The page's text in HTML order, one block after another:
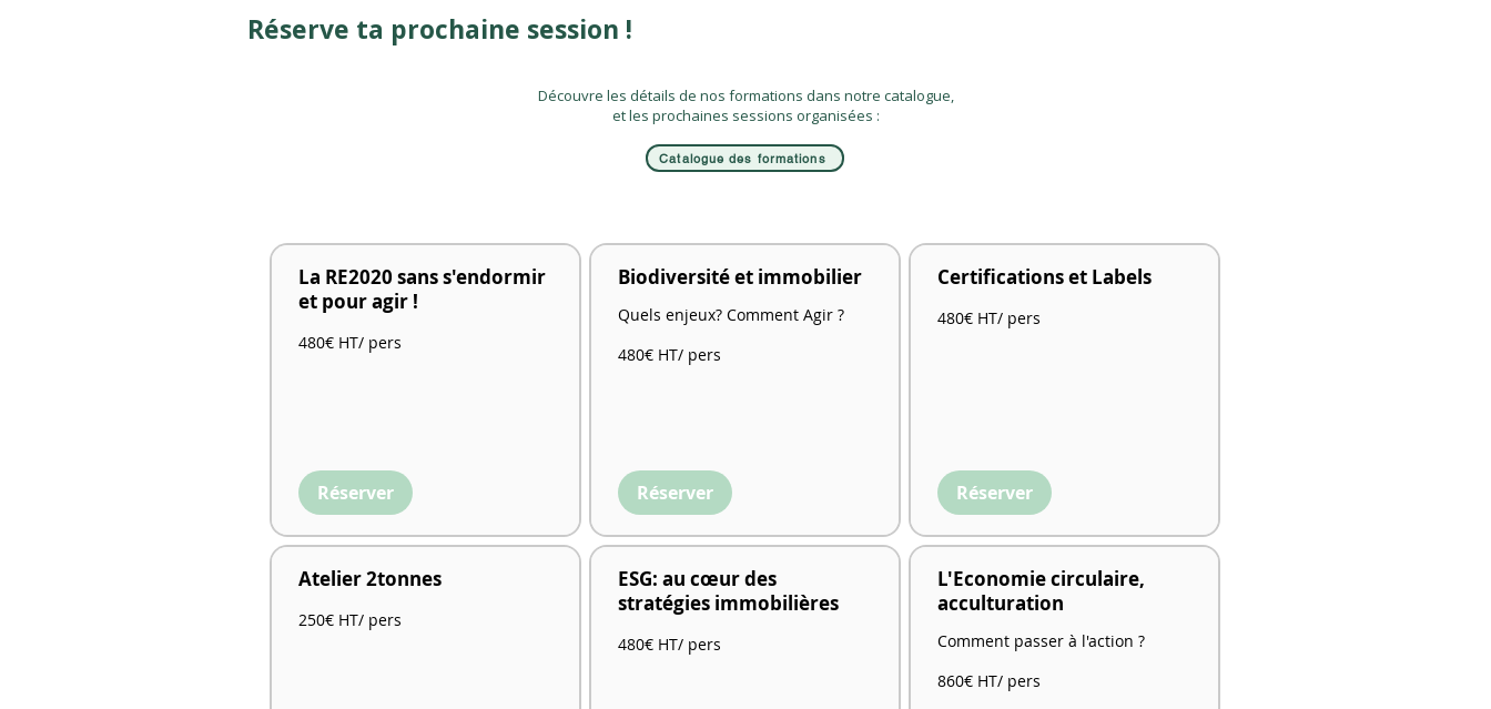
Réserve ta prochaine session !
Découvre les détails de nos formations dans notre catalogue,
et les prochaines sessions organisées :
Catalogue des formations
La RE2020 sans s'endormir
et pour agir !
HT/
480€ HT/ pers
Réserver
Biodiversité et immobilier
Quels enjeux? Comment Agir ?
HT/
480€ HT/ pers
Réserver
Certifications et Labels
HT/
480€ HT/ pers
Réserver
Atelier 2tonnes
HT/
250€ HT/ pers
ESG: au cœur des
stratégies immobilières
HT/
480€ HT/ pers
L'Economie circulaire,
acculturation
Comment passer à l'action ?
HT/
860€ HT/ pers